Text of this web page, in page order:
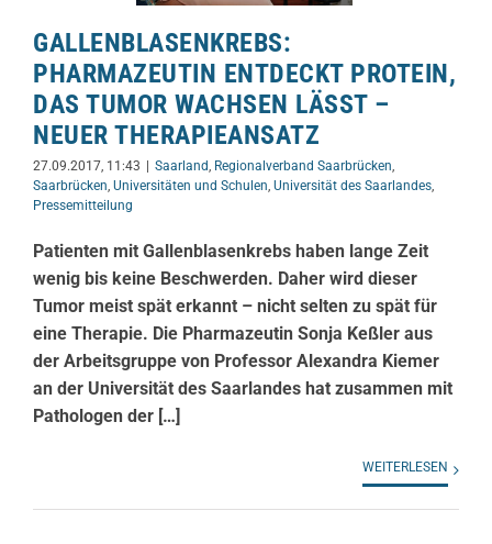
GALLENBLASENKREBS:
PHARMAZEUTIN ENTDECKT PROTEIN,
DAS TUMOR WACHSEN LÄSST –
NEUER THERAPIEANSATZ
27.09.2017, 11:43 | Saarland, Regionalverband Saarbrücken,
Saarbrücken, Universitäten und Schulen, Universität des Saarlandes,
Pressemitteilung
Patienten mit Gallenblasenkrebs haben lange Zeit
wenig bis keine Beschwerden. Daher wird dieser
Tumor meist spät erkannt – nicht selten zu spät für
eine Therapie. Die Pharmazeutin Sonja Keßler aus
der Arbeitsgruppe von Professor Alexandra Kiemer
an der Universität des Saarlandes hat zusammen mit
Pathologen der […]
WEITERLESEN